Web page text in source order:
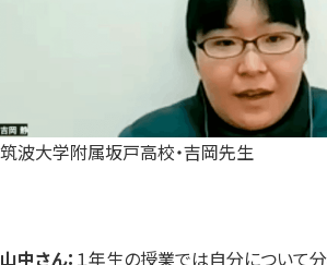
筑波大学附属坂戸高校・吉岡先生
山中さん： １年生の授業では自分について